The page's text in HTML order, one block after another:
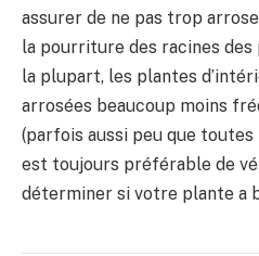
assurer de ne pas trop
la pourriture des racines des
la plupart, les plantes
arrosées beaucoup moins
(parfois aussi peu que
est toujours préférable de
déterminer si votre plante a